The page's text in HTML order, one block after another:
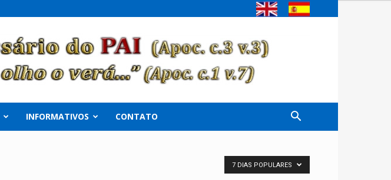
INFORMATIVOS CONTATO
7 DIAS POPULARES